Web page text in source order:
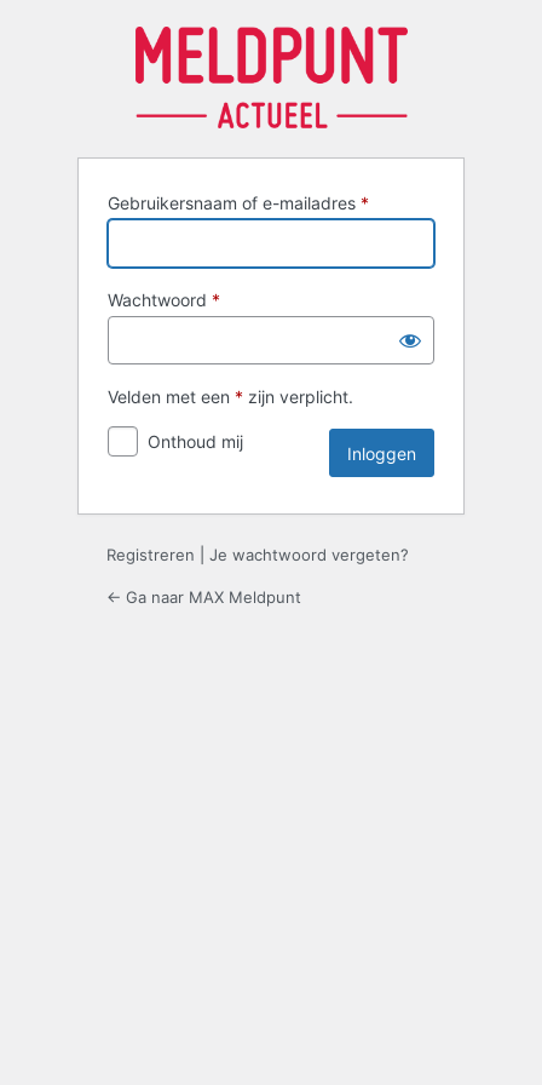
Gebruikersnaam of e-mailadres *
Wachtwoord *
Velden met een * zijn verplicht.
Onthoud mij
Registreren Je wachtwoord vergeten?
← Ga naar MAX Meldpunt